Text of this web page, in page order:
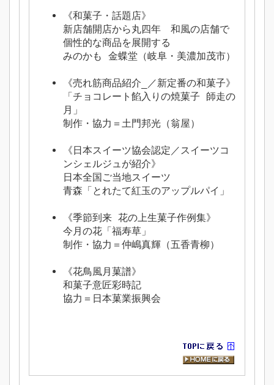
《和菓子・話題店》
新店舗開店から丸四年 和風の店舗で
個性的な商品を展開する
みのかも 金蝶堂（岐阜・美濃加茂市）
《売れ筋商品紹介_／新定番の和菓子》
「チョコレート餡入りの焼菓子 師走の
月」
制作・協力＝土門邦光（翁屋）
《日本スイーツ協会認定／スイーツコ
ンシェルジュが紹介》
日本全国ご当地スイーツ
青森「とれたて紅玉のアップルパイ」
《季節到来 花の上生菓子作例集》
今月の花「福寿草」
制作・協力＝仲嶋真輝（五香青柳）
《花鳥風月菓譜》
和菓子意匠彩時記
協力＝日本菓業振興会